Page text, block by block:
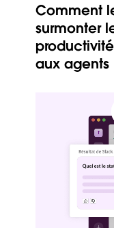
Comment
surmonter
aux agents